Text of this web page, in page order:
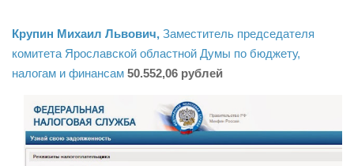
Крупин Михаил Львович, Заместитель председателя
комитета Ярославской областной Думы по бюджету,
налогам и финансам 50.552,06 рублей